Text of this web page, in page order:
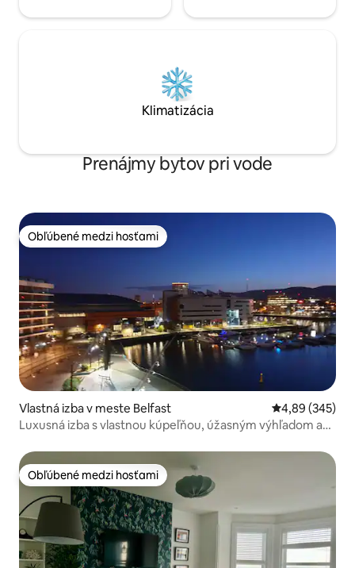
Klimatizácia
Prenájmy bytov pri vode
Obľúbené medzi hosťami
Obľúbené medzi hosťami
Vlastná izba v meste Belfast Priemerné
4,89 (345)
Luxusná izba s vlastnou kúpeľňou, úžasným výhľadom a
Obľúbené medzi hosťami
Obľúbené medzi hosťami